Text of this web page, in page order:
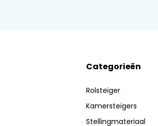
Categorieën
Rolsteiger
Kamersteigers
Stellingmateriaal